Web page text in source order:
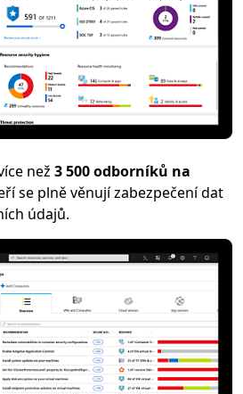
než 3 500 odborníků na
se plně věnují zabezpečení dat
údajů.